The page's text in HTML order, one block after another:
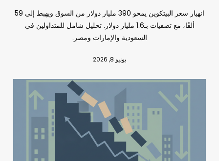
انهيار سعر البيتكوين يمحو 390 مليار دولار من السوق ويهبط إلى 59
ألفًا، مع تصفيات بـ1.6 مليار دولار. تحليل شامل للمتداولين في
السعودية والإمارات ومصر.
يونيو 8, 2026